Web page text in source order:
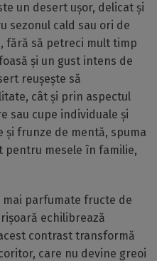
un desert ușor, delicat și
sezonul cald sau ori de
fără să petreci mult timp
și un gust intens de
reușește să
cât și prin aspectul
sau cupe individuale și
frunze de mentă, spuma
pentru mesele în familie,
parfumate fructe de
echilibrează
contrast transformă
care nu devine greoi